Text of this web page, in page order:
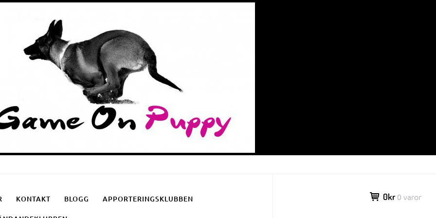
KONTAKT BLOGG APPORTERINGSKLUBBEN 0kr 0 varor